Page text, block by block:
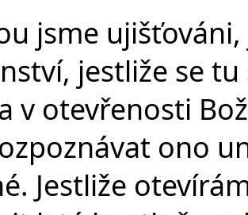
jsme
jestliže se
v otevřenosti
ono
Jestliže